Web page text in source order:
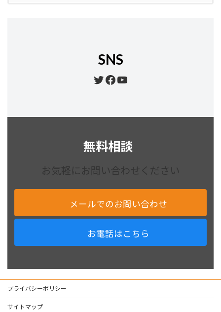
SNS
Twitter
Facebook
YouTube
無料相談
お気軽にお問い合わせください
メールでのお問い合わせ
お電話はこちら
プライバシーポリシー
サイトマップ